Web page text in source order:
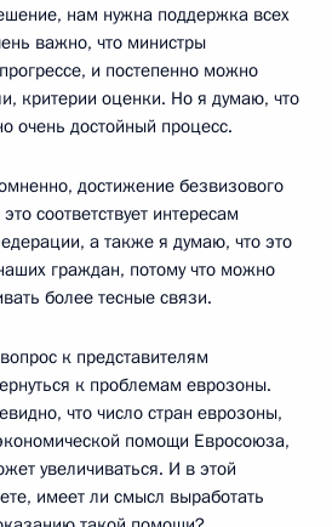
нам нужна поддержка всех
важно, что министры
и постепенно можно
критерии оценки. Но я думаю, что
очень достойный процесс.
достижение безвизового
соответствует интересам
а также я думаю, что это
граждан, потому что можно
более тесные связи.
к представителям
к проблемам еврозоны.
что число стран еврозоны,
помощи Евросоюза,
увеличиваться. И в этой
имеет ли смысл выработать